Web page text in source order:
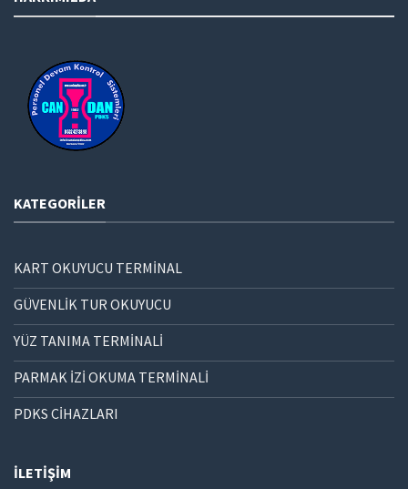
KATEGORILER
KART OKUYUCU TERMİNAL
GÜVENLİK TUR OKUYUCU
YÜZ TANIMA TERMİNALİ
PARMAK İZİ OKUMA TERMİNALİ
PDKS CİHAZLARI
İLETIŞIM